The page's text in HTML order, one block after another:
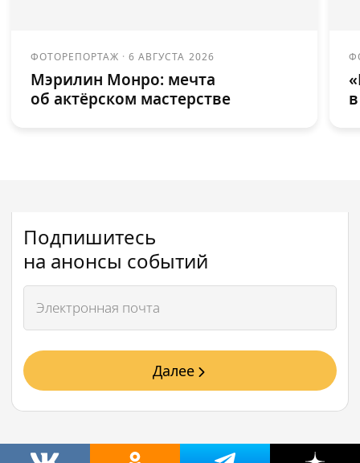
ФОТОРЕПОРТАЖ ·6 АВГУСТА 2026
Мэрилин Монро: мечта
об актёрском мастерстве
Подпишитесь
на анонсы событий
Далее